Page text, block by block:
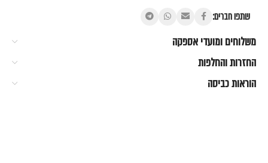
שתפו חברים:
משלוחים ומועדי אספקה
החזרות והחלפות
הוראות כביסה